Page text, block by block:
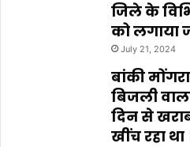
जिले के
को लगाया
July 21, 2024
बांकी
बिजली
दिन से
खींच रहा था